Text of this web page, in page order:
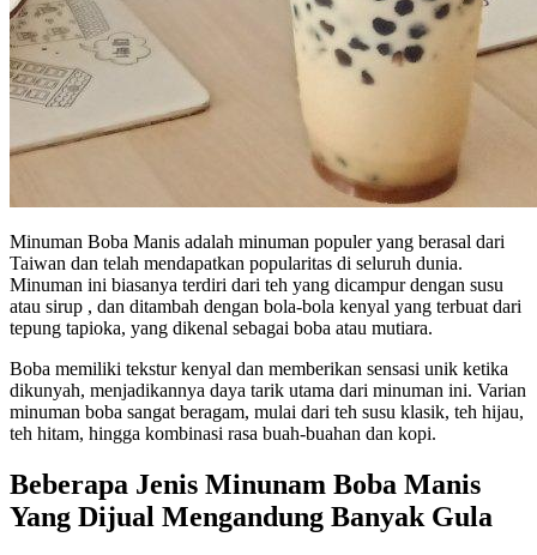
Minuman Boba Manis adalah minuman populer yang berasal dari
Taiwan dan telah mendapatkan popularitas di seluruh dunia.
Minuman ini biasanya terdiri dari teh yang dicampur dengan susu
atau sirup , dan ditambah dengan bola-bola kenyal yang terbuat dari
tepung tapioka, yang dikenal sebagai boba atau mutiara.
Boba memiliki tekstur kenyal dan memberikan sensasi unik ketika
dikunyah, menjadikannya daya tarik utama dari minuman ini. Varian
minuman boba sangat beragam, mulai dari teh susu klasik, teh hijau,
teh hitam, hingga kombinasi rasa buah-buahan dan kopi.
Beberapa Jenis Minunam Boba Manis
Yang Dijual Mengandung Banyak Gula